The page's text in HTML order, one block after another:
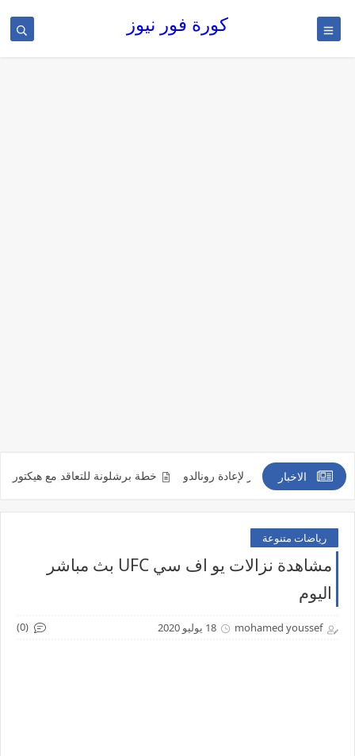
كورة فور نيوز
الاخبار
ومينديز لإعادة رونالدو خطة برشلونة للتعاقد مع هيكتور بيليرين
رياضات متنوعة
مشاهدة نزالات يو اف سي UFC بث مباشر
اليوم
mohamed youssef 18 يوليو 2020 (0)